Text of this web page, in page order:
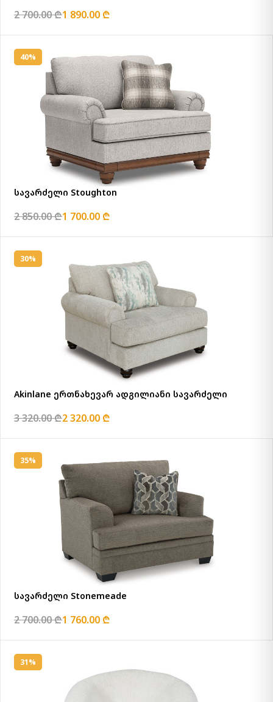
2 700.00 ₾1 890.00 ₾
40%
სავარძელი Stoughton
2 850.00 ₾1 700.00 ₾
30%
Akinlane ერთნახევარ ადგილიანი სავარძელი
3 320.00 ₾2 320.00 ₾
35%
სავარძელი Stonemeade
2 700.00 ₾1 760.00 ₾
31%